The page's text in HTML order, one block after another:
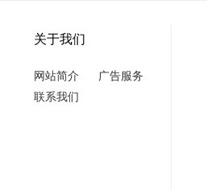
关于我们
网站简介
广告服务
联系我们